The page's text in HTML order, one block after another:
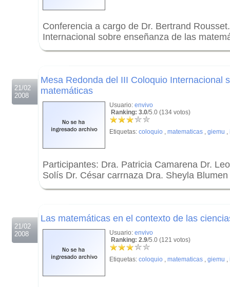
Conferencia a cargo de Dr. Bertrand
Internacional sobre enseñanza de las
21/02
2008
Mesa Redonda del III Coloquio Internacional
matemáticas
Usuario: envivo
Ranking: 3.0/5.0 (134 votos)
Etiquetas: coloquio , matematicas , giemu ,
Participantes: Dra. Patricia Camarena Dr.
Solís Dr. César carrnaza Dra. Sheyla Blumen
21/02
2008
Las matemáticas en el contexto de las
Usuario: envivo
Ranking: 2.9/5.0 (121 votos)
Etiquetas: coloquio , matematicas , giemu ,